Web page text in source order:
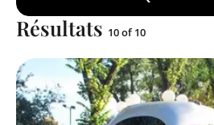
Résultats 10 of 10